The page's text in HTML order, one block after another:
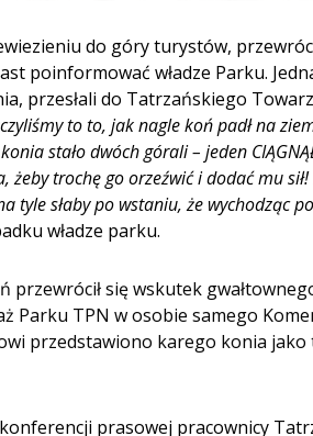
do góry turystów,
poinformować władze Parku.
przesłali do Tatrzańskiego
to to, jak nagle koń padł na
stało dwóch górali – jeden
trochę go orzeźwić i dodać mu
słaby po wstaniu, że wychodząc
władze parku.
się wskutek
Parku TPN w osobie samego
przedstawiono karego konia
prasowej pracownicy